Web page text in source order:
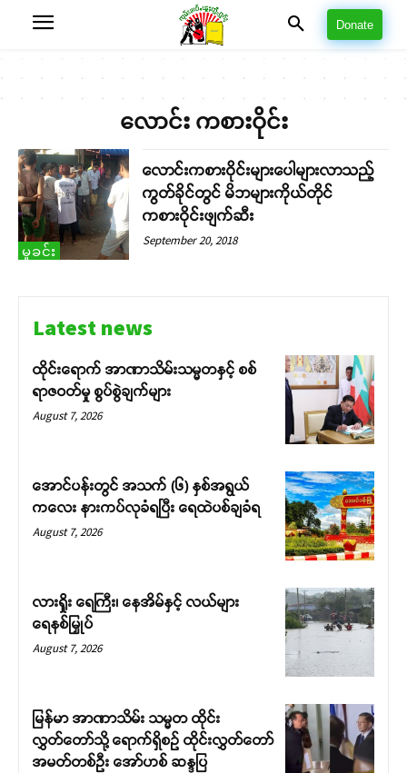
Donate
လောင်း ကစားဝိုင်း
မှုခင်း
လောင်းကစားဝိုင်းများပေါများလာသည့်
ကွတ်ခိုင်တွင် မိဘများကိုယ်တိုင်
ကစားဝိုင်းဖျက်ဆီး
September 20, 2018
Latest news
ထိုင်းရောက် အာဏာသိမ်းသမ္မတနှင့် စစ်
ရာဇဝတ်မှု စွပ်စွဲချက်များ
August 7, 2026
အောင်ပန်းတွင် အသက် (၆) နှစ်အရွယ်
ကလေး နားကပ်လုခံရပြီး ရေထဲပစ်ချခံရ
August 7, 2026
လားရှိုး ရေကြီး၊ နေအိမ်နှင့် လယ်များ
ရေနစ်မြှုပ်
August 7, 2026
မြန်မာ အာဏာသိမ်း သမ္မတ ထိုင်း
လွှတ်တော်သို့ ရောက်ရှိစဉ် ထိုင်းလွှတ်တော်
အမတ်တစ်ဦး အော်ဟစ် ဆန္ဒပြ